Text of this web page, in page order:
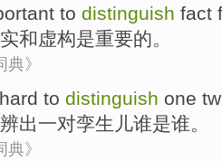
to distinguish fact
和虚构是重要的。
典》
to distinguish one
出一对孪生儿谁是谁。
典》